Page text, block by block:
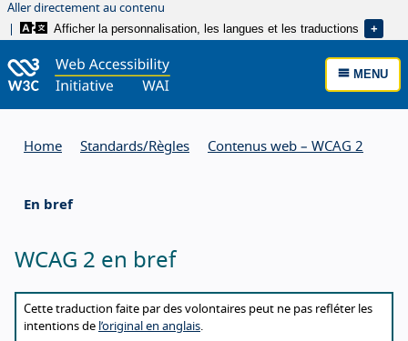
Aller directement au contenu
Afficher la personnalisation, les langues et les traductions
MENU
Home Standards/ Règles Contenus web – WCAG 2
En bref
WCAG 2 en bref
About this translation
Cette traduction faite par des volontaires peut ne pas refléter les
intentions de l’original en anglais.